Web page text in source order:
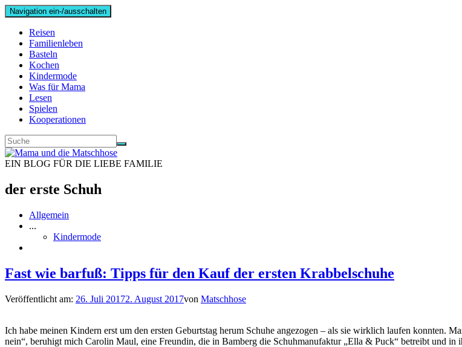
Navigation ein-/ausschalten
Reisen
Familienleben
Basteln
Kochen
Kindermode
Was für Mama
Lesen
Spielen
Kooperationen
EIN BLOG FÜR DIE LIEBE FAMILIE
der erste Schuh
Allgemein
...
Kindermode
Fast wie barfuß: Tipps für den Kauf der ersten Krabbelschuhe
Veröffentlicht am: 26. Juli 20172. August 2017von Matschhose
Ich habe meinen Kindern erst um den ersten Geburtstag herum Schuhe angezogen – als sie wirklich laufen konnten.
nein“, beruhigt mich Carolin Maul, eine Freundin, die in Bamberg die Schuhmanufaktur „Ella & Puck“ betreibt und